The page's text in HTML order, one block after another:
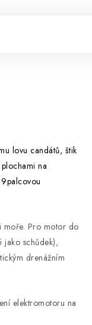
lovu candátů, štik
na
moře. Pro motor do
schůdek),
drenážním
elektromotoru na